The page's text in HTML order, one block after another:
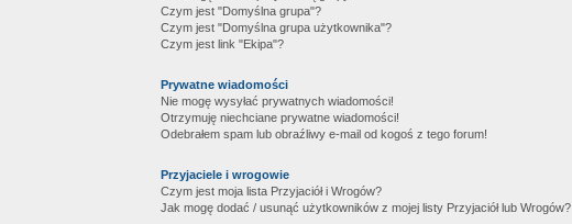
Czym jest "Domyślna grupa"?
Czym jest "Domyślna grupa użytkownika"?
Czym jest link "Ekipa"?
Prywatne wiadomości
Nie mogę wysyłać prywatnych wiadomości!
Otrzymuję niechciane prywatne wiadomości!
Odebrałem spam lub obraźliwy e-mail od kogoś z tego forum!
Przyjaciele i wrogowie
Czym jest moja lista Przyjaciół i Wrogów?
Jak mogę dodać / usunąć użytkowników z mojej listy Przyjaciół lub Wrogów?